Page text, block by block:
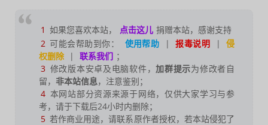
1 如果您喜欢本站， 点击这儿 捐赠本站，感谢支持
2 可能会帮助到你： 使用帮助 | 报毒说明 |
侵
权删除
| 联系我们 ；
3 修改版本安卓及电脑软件，加群提示为修改者自
留， 非本站信息，注意鉴别；
4 本网站部分资源来源于网络，仅供大家学习与参
考，请于下载后24小时内删除；
5 若作商业用途，请联系原作者授权，若本站侵犯了